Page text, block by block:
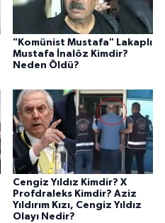
"Komünist Mustafa" Lakaplı
Mustafa İnalöz Kimdir?
Neden Öldü?
Cengiz Yıldız Kimdir? X
Profdraleks Kimdir? Aziz
Yıldırım Kızı, Cengiz Yıldız
Olayı Nedir?